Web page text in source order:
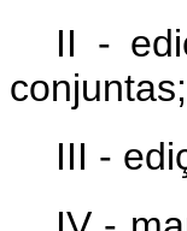
II -
conjuntas;
III -